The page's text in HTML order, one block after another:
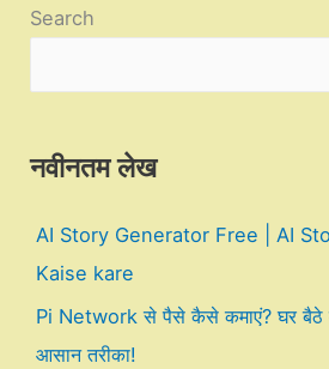
Search
नवीनतम लेख
AI Story Generator Free | AI
Kaise kare
Pi Network से पैसे कैसे कमाएं? घर बैठे
आसान तरीका!